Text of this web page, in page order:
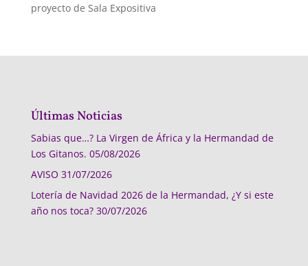
proyecto de Sala Expositiva
Últimas Noticias
Sabias que…? La Virgen de África y la Hermandad de
Los Gitanos. 05/08/2026
AVISO 31/07/2026
Lotería de Navidad 2026 de la Hermandad, ¿Y si este
año nos toca? 30/07/2026